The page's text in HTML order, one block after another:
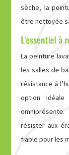
sèche, la
être nettoyée
L’essentiel
La peinture
les salles de
résistance à
option idéale
résister aux
fiable pour les